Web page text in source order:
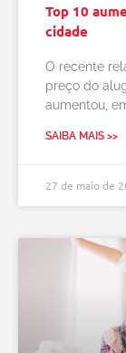
Top 10
cidade
O recente
preço do
aumentou,
SAIBA MAIS >>
27 de maio de